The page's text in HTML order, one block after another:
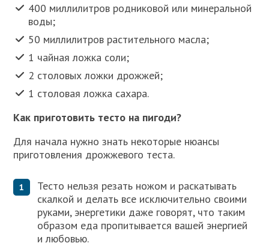
400 миллилитров родниковой или минеральной
воды;
50 миллилитров растительного масла;
1 чайная ложка соли;
2 столовых ложки дрожжей;
1 столовая ложка сахара.
Как приготовить тесто на пигоди?
Для начала нужно знать некоторые нюансы
приготовления дрожжевого теста.
Тесто нельзя резать ножом и раскатывать
скалкой и делать все исключительно своими
руками, энергетики даже говорят, что таким
образом еда пропитывается вашей энергией
и любовью.